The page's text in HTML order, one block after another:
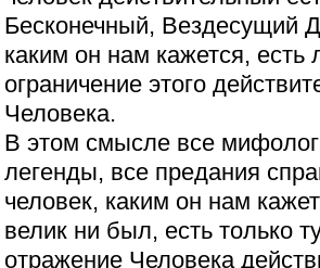
Бесконечный, Вездесущий
каким он нам кажется, есть
ограничение этого
Человека.
В этом смысле все
легенды, все предания
человек, каким он нам
велик ни был, есть только
отражение Человека